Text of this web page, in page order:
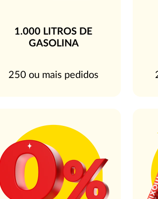
1.000 LITROS DE
GASOLINA
250 ou mais pedidos